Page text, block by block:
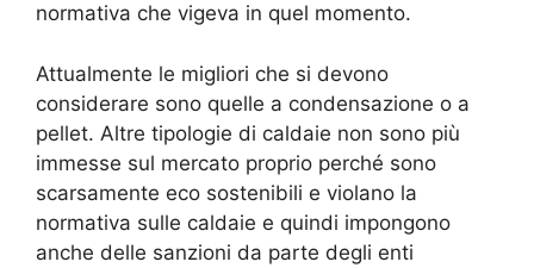
normativa che vigeva in quel momento.
Attualmente le migliori che si devono
considerare sono quelle a condensazione o a
pellet. Altre tipologie di caldaie non sono più
immesse sul mercato proprio perché sono
scarsamente eco sostenibili e violano la
normativa sulle caldaie e quindi impongono
anche delle sanzioni da parte degli enti